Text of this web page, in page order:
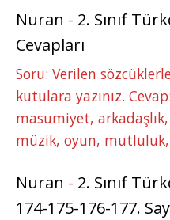
Nuran - 2. Sınıf
Cevapları
Soru: Verilen
kutulara yazınız.
masumiyet,
müzik, oyun,
Nuran - 2. Sınıf
174-175-176-177.